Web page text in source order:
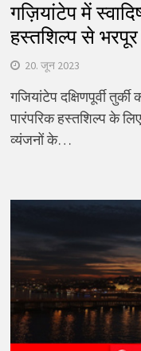
गज़ियांटेप में
हस्तशिल्प से
20. जून 2023
गजियांटेप दक्षिणपूर्वी
पारंपरिक हस्तशिल्प के
व्यंजनों के…